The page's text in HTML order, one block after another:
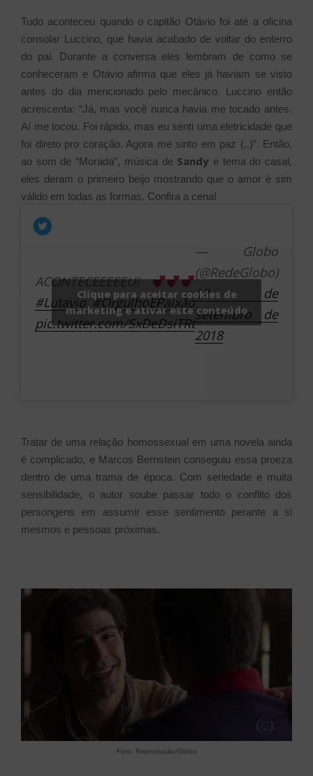
Tudo aconteceu quando o capitão Otávio foi até a oficina
consolar Luccino, que havia acabado de voltar do enterro
do pai. Durante a conversa eles lembram de como se
conheceram e Otávio afirma que eles já haviam se visto
antes do dia mencionado pelo mecânico. Luccino então
acrescenta: “Já, mas você nunca havia me tocado antes.
Aí me tocou. Foi rápido, mas eu senti uma eletricidade que
foi direto pro coração. Agora me sinto em paz (..)”. Então,
ao som de “Morada”, música de Sandy e tema do casal,
eles deram o primeiro beijo mostrando que o amor é sim
válido em todas as formas. Confira a cena!
ACONTECEEEEEU!
#Lutavio #OrgulhoEPaixão
pic.twitter.com/SxDeDsiTRt
— Globo
(@RedeGlobo)
12 de
setembro de
2018
Clique para aceitar cookies de
marketing e ativar este conteúdo
Tratar de uma relação homossexual em uma novela ainda
é complicado, e Marcos Bernstein conseguiu essa proeza
dentro de uma trama de época. Com seriedade e muita
sensibilidade, o autor soube passar todo o conflito dos
persongens em assumir esse sentimento perante a si
mesmos e pessoas próximas.
Foto: Reprodução/Globo